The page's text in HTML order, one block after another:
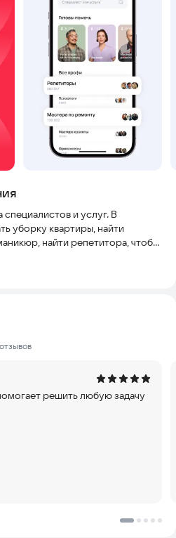
и услуг. В
уборку квартиры, найти
найти репетитора, чтобы
о ремонте в квартире.
надёжных специалистов,
курьеры, фрилансеры,
и другие специалисты.
где можно разместить
ветеринары,
психологи, репетиторы,
или врача, клининг,
сезонная подработка,
физика, английский, обучение
решить любую задачу